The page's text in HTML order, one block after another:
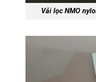
Vải lọc NMO